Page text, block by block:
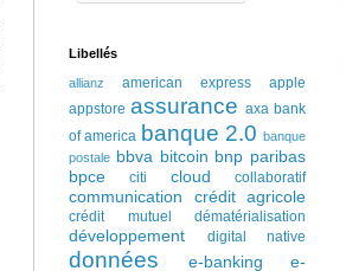
Libellés
allianz american express
apple
appstore assurance axa bank
of america banque 2.0 banque
postale bbva bitcoin bnp paribas
bpce
citi cloud collaboratif
communication crédit agricole
crédit mutuel dématérialisation
développement digital native
données e-banking
e-